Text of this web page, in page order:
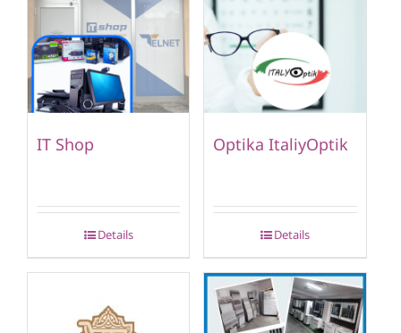
IT Shop
Details
Optika ItaliyOptik
Details